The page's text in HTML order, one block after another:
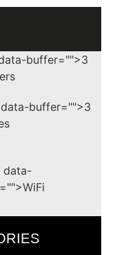
buffer="">3
buffer="">3
data-
">WiFi